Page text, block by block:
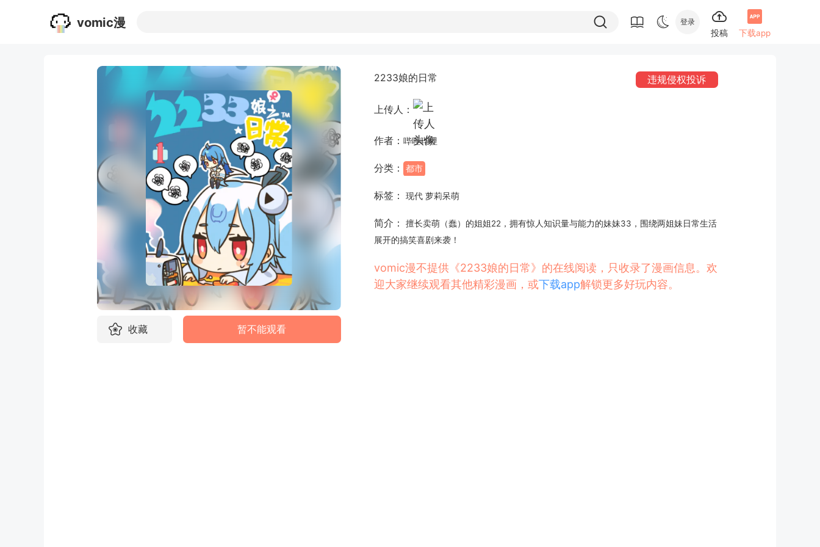
vomic漫 登录
投稿 下载app
收藏 暂不能观看
2233娘的日常 违规侵权投诉
上传人：
作者： 哔哩哔哩
分类： 都市
标签： 现代 萝莉呆萌
简介：
擅长卖萌（蠢）的姐姐22，拥有惊人知识量与能力的妹妹33，围绕两姐妹日常生活
展开的搞笑喜剧来袭！
vomic漫不提供《2233娘的日常》的在线阅读，只收录了漫画信息。欢
迎大家继续观看其他精彩漫画，或下载app解锁更多好玩内容。